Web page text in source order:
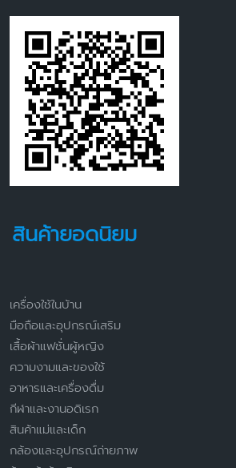
สินค้ายอดนิยม
เครื่องใช้ในบ้าน
มือถือและอุปกรณ์เสริม
เสื้อผ้าแฟชั่นผู้หญิง
ความงามและของใช้
อาหารและเครื่องดื่ม
กีฬาและงานอดิเรก
สินค้าแม่และเด็ก
กล้องและอุปกรณ์ถ่ายภาพ